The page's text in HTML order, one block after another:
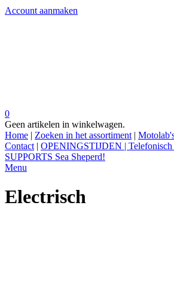
Account aanmaken
0
Geen artikelen in winkelwagen.
Home | Zoeken in het assortiment |
Contact | OPENINGSTIJDEN | Telefonisch
SUPPORTS Sea Sheperd!
Menu
Electrisch